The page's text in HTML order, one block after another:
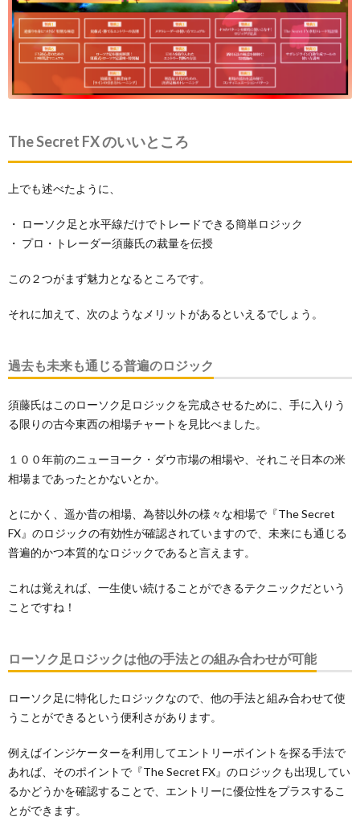
The Secret FX のいいところ
上でも述べたように、
・ ローソク足と水平線だけでトレードできる簡単ロジック
・ プロ・トレーダー須藤氏の裁量を伝授
この２つがまず魅力となるところです。
それに加えて、次のようなメリットがあるといえるでしょう。
過去も未来も通じる普遍のロジック
須藤氏はこのローソク足ロジックを完成させるために、手に入りう
る限りの古今東西の相場チャートを見比べました。
１００年前のニューヨーク・ダウ市場の相場や、それこそ日本の米
相場まであったとかないとか。
とにかく、遥か昔の相場、為替以外の様々な相場で『The Secret
FX』のロジックの有効性が確認されていますので、未来にも通じる
普遍的かつ本質的なロジックであると言えます。
これは覚えれば、一生使い続けることができるテクニックだという
ことですね！
ローソク足ロジックは他の手法との組み合わせが可能
ローソク足に特化したロジックなので、他の手法と組み合わせて使
うことができるという便利さがあります。
例えばインジケーターを利用してエントリーポイントを探る手法で
あれば、そのポイントで『The Secret FX』のロジックも出現してい
るかどうかを確認することで、エントリーに優位性をプラスするこ
とができます。